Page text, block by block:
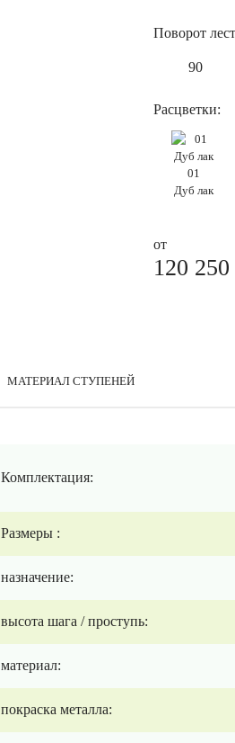
Поворот
90
Расцветки:
01
Дуб лак
от
120 250
МАТЕРИАЛ СТУПЕНЕЙ
Комплектация:
Размеры :
назначение:
высота шага / проступь:
материал:
покраска металла: